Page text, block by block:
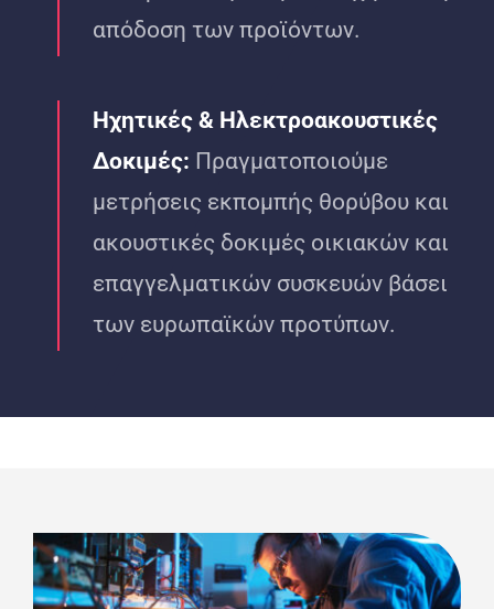
απόδοση των προϊόντων.
Ηχητικές & Ηλεκτροακουστικές
Δοκιμές: Πραγματοποιούμε
μετρήσεις εκπομπής θορύβου και
ακουστικές δοκιμές οικιακών και
επαγγελματικών συσκευών βάσει
των ευρωπαϊκών προτύπων.